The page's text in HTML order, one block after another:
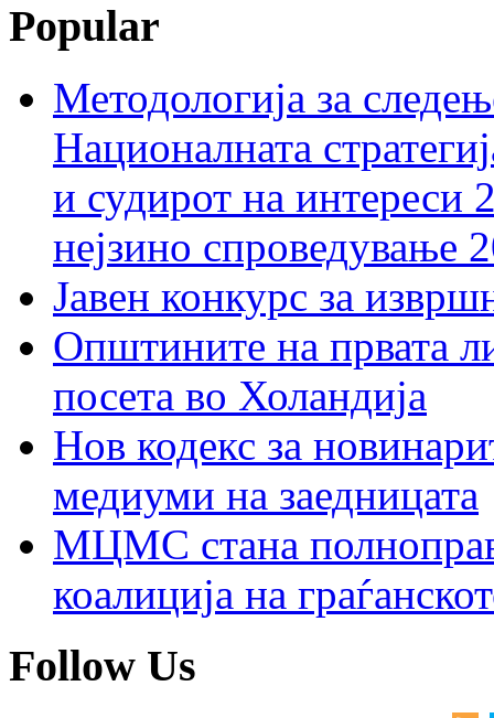
Popular
Методологија за
Националната
и судирот на интереси
нејзино спроведување
Јавен конкурс за
Општините на првата
посета во Холандија
Нов кодекс за
медиуми на заедницата
МЦМС стана
коалиција на
Follow Us